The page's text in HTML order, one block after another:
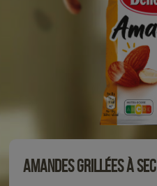
Amandes Grillées À Sec